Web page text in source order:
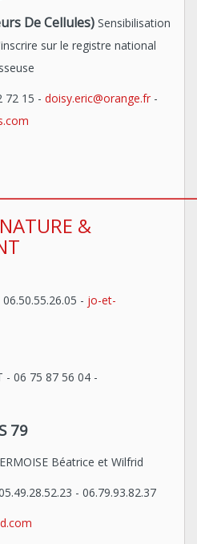
De Cellules) Sensibilisation
sur le registre national
15 - doisy.eric@orange.fr -
&
- jo-et-
- 06 75 87 56 04 -
79
Béatrice et Wilfrid
- 06.79.93.82.37